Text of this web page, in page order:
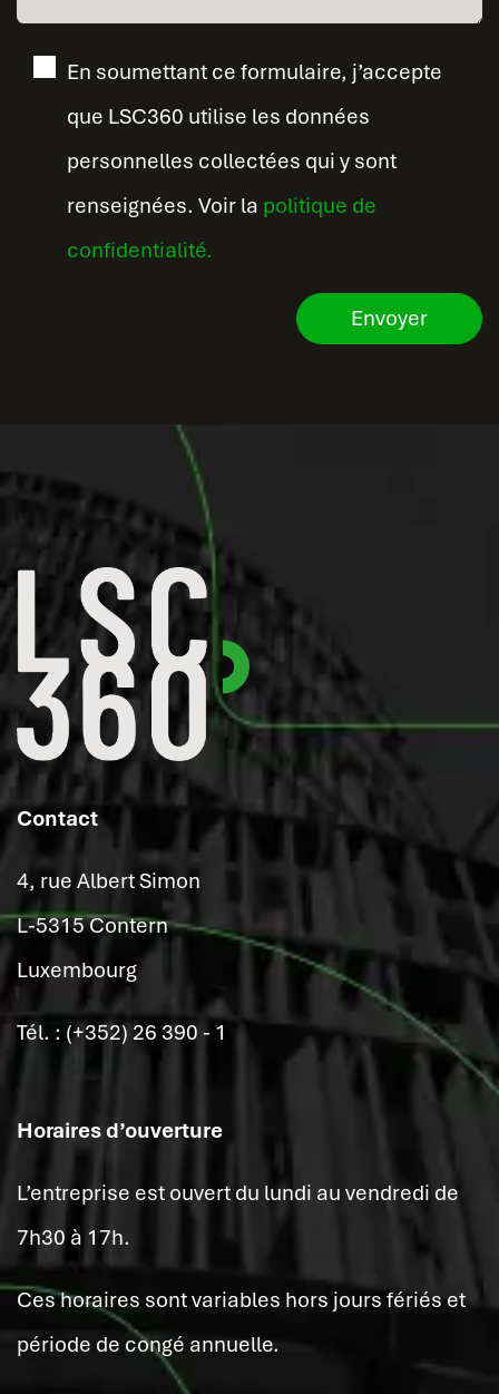
En soumettant ce formulaire, j’accepte
que LSC360 utilise les données
personnelles collectées qui y sont
renseignées. Voir la politique de
confidentialité.
Envoyer
Contact
4, rue Albert Simon
L-5315 Contern
Luxembourg
Tél. : (+352) 26 390 - 1
Horaires d’ouverture
L’entreprise est ouvert du lundi au vendredi de
7h30 à 17h.
Ces horaires sont variables hors jours fériés et
période de congé annuelle.